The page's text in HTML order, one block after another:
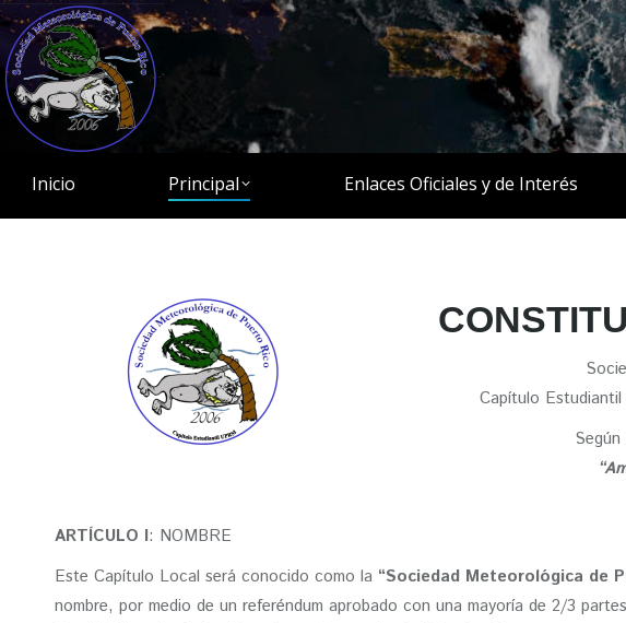
Inicio Principal Enlaces Oficiales y de Interés
C
Capítulo
ARTÍCULO I: NOMBRE
Este Capítulo Local será conocido como la “Sociedad Meteorológica de
nombre, por medio de un referéndum aprobado con una mayoría de 2/3